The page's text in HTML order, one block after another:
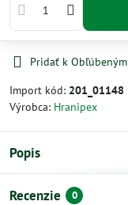
Pridať k Obľúbeným
Import kód: 201_01148
Výrobca: Hranipex
Popis
Recenzie 0